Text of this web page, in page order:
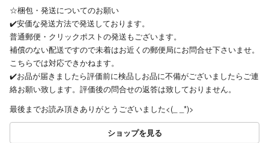
☆梱包・発送についてのお願い
✔️安価な発送方法で発送しております。
普通郵便・クリックポストの発送もございます。
補償のない配送ですので未着はお近くの郵便局にお問合せ下さいませ。
こちらでは対応できかねます。
✔️お品が届きましたら評価前に検品しお品に不備がございましたらご連
絡お願い致します。評価後の問合せの返答は致しておりません。
最後までお読み頂きありがとうございました<(_ _*)>
ショップを見る